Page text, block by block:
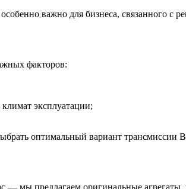
важно для бизнеса, связанного с
факторов:
эксплуатации;
оптимальный вариант трансмиссии
мы предлагаем оригинальные